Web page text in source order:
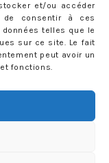
et/ou accéder
de consentir à ces
telles que le
sur ce site. Le fait
peut avoir un
fonctions.